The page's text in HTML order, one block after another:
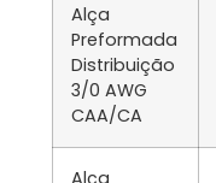
Alça
Preformada
Distribuição
3/0 AWG
CAA/CA
Alça